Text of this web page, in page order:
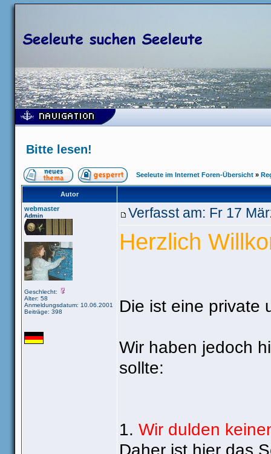
Bitte lesen!
Seeleute im Internet Foren-Übersicht »
Autor
webmaster
Admin
Geschlecht:
Alter: 58
Anmeldungsdatum: 10.06.2001
Beiträge: 398
Verfasst am: Fr 17
Herzlich
Die ist eine private
Wir haben jedoch
sollte:
1. Wir dulden
Daher ist hier das